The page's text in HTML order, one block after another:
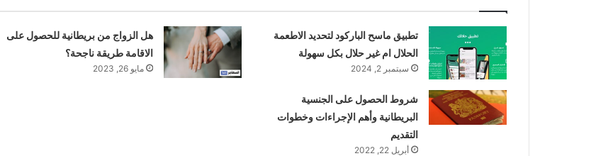
تطبيق ماسح الباركود لتحديد الاطعمة
الحلال ام غير حلال بكل سهولة
سبتمبر 2, 2024
هل الزواج من بريطانية للحصول على
الاقامة طريقة ناجحة؟
مايو 26, 2023
شروط الحصول على الجنسية
البريطانية وأهم الإجراءات وخطوات
التقديم
أبريل 22, 2022